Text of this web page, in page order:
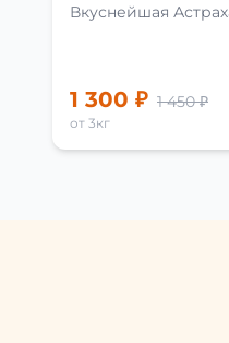
Вкуснейшая
1 300 ₽ 1 450 ₽
от 3кг